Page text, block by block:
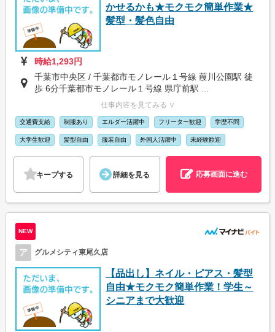
かせるかも★モクモク簡単作業★
髪型・髪色自由
時給1,293円
千葉市中央区 / 千葉都市モノレール１号線 葭川公園駅 徒
歩 6分千葉都市モノレール１号線 県庁前駅 ...
仕事内容を見てみる ∨
交通費支給 制服あり エルダー活躍中 フリーター歓迎 学歴不問
大学生歓迎 髪型自由 服装自由 外国人活躍中 未経験歓迎
キープする 詳細を見る 応募画面に進む
NEW
ア グルメシティ東尾久店
【品出し】ネイル・ピアス・髪型
自由★モクモク簡単作業！学生～
シニアまで大歓迎